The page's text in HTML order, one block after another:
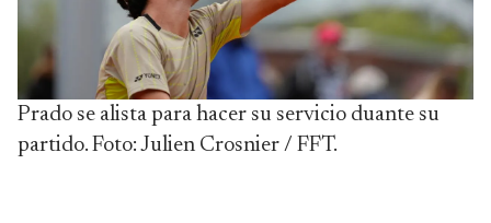
Prado se alista para hacer su servicio duante su
partido. Foto: Julien Crosnier / FFT.